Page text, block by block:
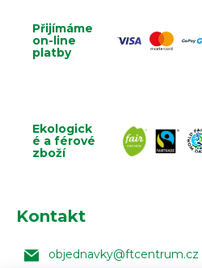
Přijímáme
on-line
platby
Ekologick
é a férové
zboží
Kontakt
objednavky@ftcentrum.cz